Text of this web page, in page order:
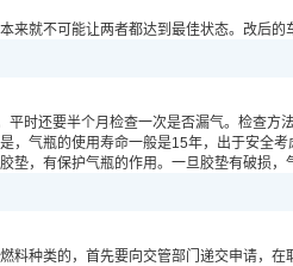
就不可能让两者都达到最佳状态。改后的
时还要半个月检查一次是否漏气。检查方
，气瓶的使用寿命一般是15年，出于安全
垫，有保护气瓶的作用。一旦胶垫有破损
种类的，首先要向交管部门递交申请，在